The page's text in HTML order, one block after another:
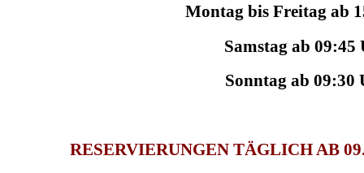
Montag bis Freitag ab
Samstag ab
Sonntag ab 09:30
RESERVIERUNGEN TÄGLICH AB